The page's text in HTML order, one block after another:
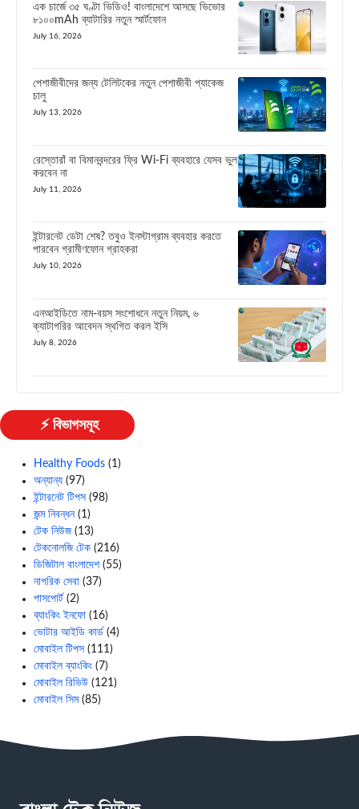
এক চার্জে ৩৫ ঘণ্টা ভিডিও! বাংলাদেশে আসছে ভিভোর
৮১০০mAh ব্যাটারির নতুন স্মার্টফোন
July 16, 2026
পেশাজীবীদের জন্য টেলিটকের নতুন পেশাজীবী প্যাকেজ
চালু
July 13, 2026
রেস্তোরাঁ বা বিমানবন্দরের ফ্রি Wi-Fi ব্যবহারে যেসব ভুল
করবেন না
July 11, 2026
ইন্টারনেট ডেটা শেষ? তবুও ইনস্টাগ্রাম ব্যবহার করতে
পারবেন গ্রামীণফোন গ্রাহকরা
July 10, 2026
এনআইডিতে নাম-বয়স সংশোধনে নতুন নিয়ম, ৬
ক্যাটাগরির আবেদন স্থগিত করল ইসি
July 8, 2026
⚡ বিভাগসমূহ
Healthy Foods (1)
অন্যান্য (97)
ইন্টারনেট টিপস (98)
জন্ম নিবন্ধন(1)
টেক নিউজ(13)
টেকনোলজি টেক (216)
ডিজিটাল বাংলাদেশ(55)
নাগরিক সেবা (37)
পাসপোর্ট (2)
ব্যাংকিং ইনফো (16)
ভোটার আইডি কার্ড (4)
মোবাইল টিপস (111)
মোবাইল ব্যাংকিং (7)
মোবাইল রিভিউ (121)
মোবাইল সিম(85)